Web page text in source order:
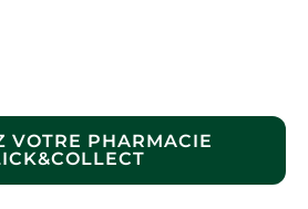
VOTRE PHARMACIE